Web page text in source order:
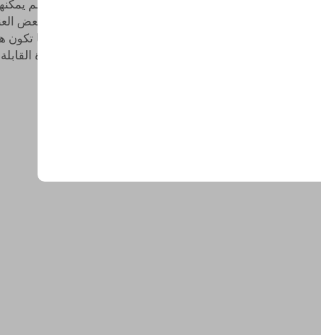
امتصاص العناصر الغذائية منها بسهولة. مما يعني أن الطماطم
السماد بأسرع وقت ممكن لتنمو قوية. تحتاج الطماطم إلى بعض
الأساسية التالية: النيتروجين، الفوسفور والبوتاسيوم. غالبًا ما تكون
الغذائية موجودة بنسب صحيحة لتعزيز نمو النباتات؛ الأسمدة